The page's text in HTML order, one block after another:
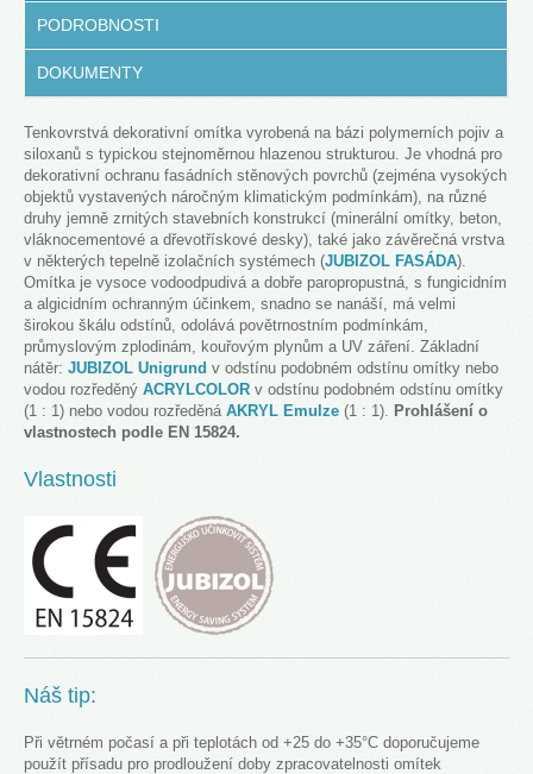
PODROBNOSTI
DOKUMENTY
Tenkovrstvá dekorativní omítka vyrobená na bázi polymerních pojiv a
siloxanů s typickou stejnoměrnou hlazenou strukturou. Je vhodná pro
dekorativní ochranu fasádních stěnových povrchů (zejména vysokých
objektů vystavených náročným klimatickým podmínkám), na různé
druhy jemně zrnitých stavebních konstrukcí (minerální omítky, beton,
vláknocementové a dřevotřískové desky), také jako závěrečná vrstva
v některých tepelně izolačních systémech (JUBIZOL FASÁDA).
Omítka je vysoce vodoodpudivá a dobře paropropustná, s fungicidním
a algicidním ochranným účinkem, snadno se nanáší, má velmi
širokou škálu odstínů, odolává povětrnostním podmínkám,
průmyslovým zplodinám, kouřovým plynům a UV záření. Základní
nátěr: JUBIZOL Unigrund v odstínu podobném odstínu omítky nebo
vodou rozředěný ACRYLCOLOR v odstínu podobném odstínu omítky
(1 : 1) nebo vodou rozředěná AKRYL Emulze (1 : 1). Prohlášení o
vlastnostech podle EN 15824.
Vlastnosti
Náš tip:
Při větrném počasí a při teplotách od +25 do +35°C doporučujeme
použít přísadu pro prodloužení doby zpracovatelnosti omítek